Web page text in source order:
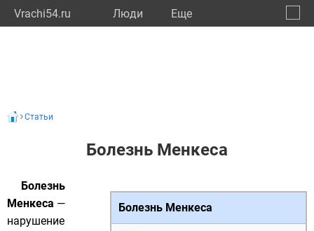
Vrachi54.ru Люди Eще
Статьи
Болезнь Менкеса
Болезнь Менкеса
Болезнь
Менкеса —
нарушение